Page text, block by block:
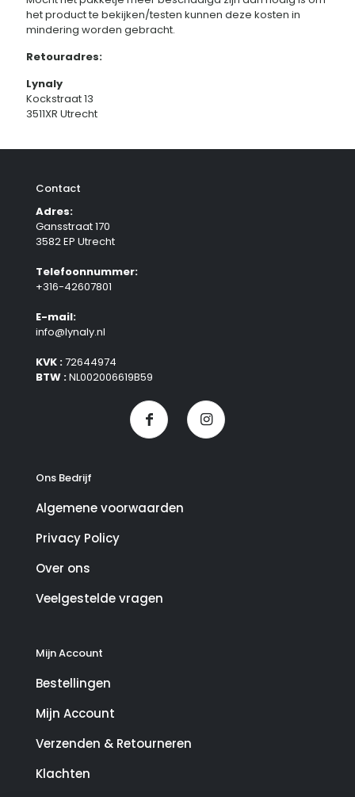
het product te bekijken/testen kunnen deze kosten in
mindering worden gebracht.
Retouradres:
Lynaly
Kockstraat 13
3511XR Utrecht
Contact
Adres:
Gansstraat 170
3582 EP Utrecht
Telefoonnummer:
+316-42607801
E-mail:
info@lynaly.nl
KVK :72644974
BTW :NL002006619B59
Ons Bedrijf
Algemene voorwaarden
Privacy Policy
Over ons
Veelgestelde vragen
Mijn Account
Bestellingen
Mijn Account
Verzenden & Retourneren
Klachten